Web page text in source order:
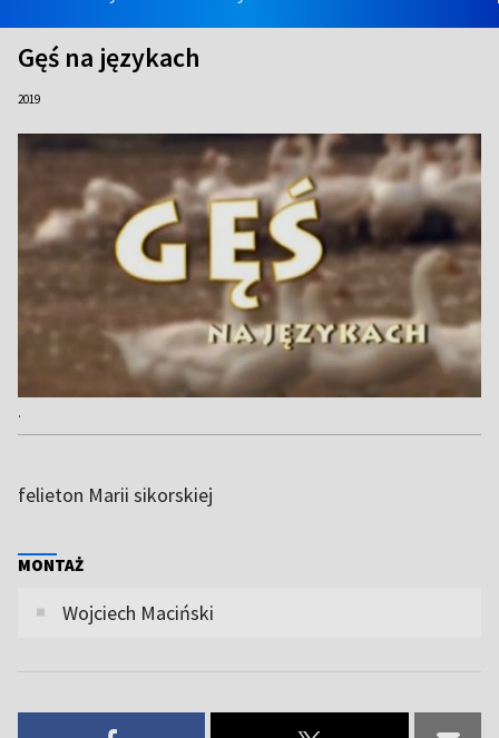
Gęś na językach
2019
.
felieton Marii sikorskiej
MONTAŻ
Wojciech Maciński